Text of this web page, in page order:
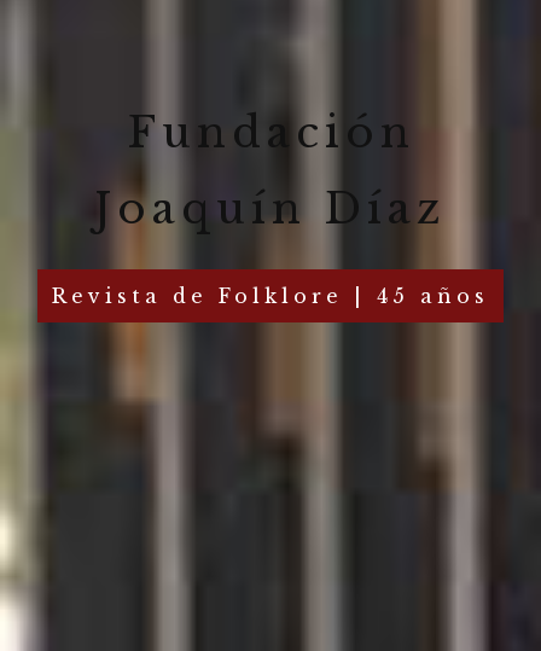
Fundación
Joaquín Díaz
Revista de Folklore | 45 años